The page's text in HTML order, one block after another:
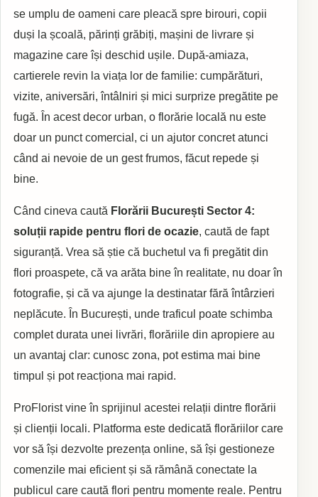
se umplu de oameni care pleacă spre birouri, copii
duși la școală, părinți grăbiți, mașini de livrare și
magazine care își deschid ușile. După-amiaza,
cartierele revin la viața lor de familie: cumpărături,
vizite, aniversări, întâlniri și mici surprize pregătite pe
fugă. În acest decor urban, o florărie locală nu este
doar un punct comercial, ci un ajutor concret atunci
când ai nevoie de un gest frumos, făcut repede și
bine.
Când cineva caută Florării București Sector 4:
soluții rapide pentru flori de ocazie, caută de fapt
siguranță. Vrea să știe că buchetul va fi pregătit din
flori proaspete, că va arăta bine în realitate, nu doar în
fotografie, și că va ajunge la destinatar fără întârzieri
neplăcute. În București, unde traficul poate schimba
complet durata unei livrări, florăriile din apropiere au
un avantaj clar: cunosc zona, pot estima mai bine
timpul și pot reacționa mai rapid.
ProFlorist vine în sprijinul acestei relații dintre florării
și clienții locali. Platforma este dedicată florăriilor care
vor să își dezvolte prezența online, să își gestioneze
comenzile mai eficient și să rămână conectate la
publicul care caută flori pentru momente reale. Pentru